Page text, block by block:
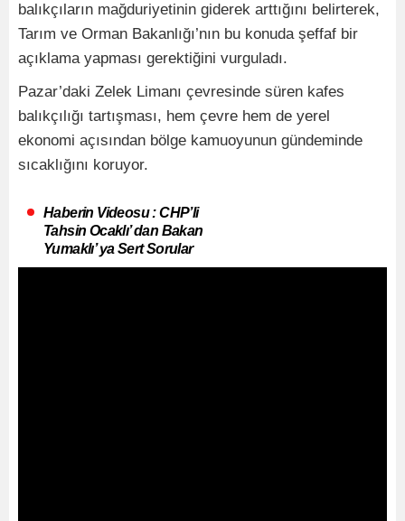
balıkçıların mağduriyetinin giderek arttığını belirterek,
Tarım ve Orman Bakanlığı’nın bu konuda şeffaf bir
açıklama yapması gerektiğini vurguladı.
Pazar’daki Zelek Limanı çevresinde süren kafes
balıkçılığı tartışması, hem çevre hem de yerel
ekonomi açısından bölge kamuoyunun gündeminde
sıcaklığını koruyor.
Haberin Videosu : CHP’li
Tahsin Ocaklı’ dan Bakan
Yumaklı’ ya Sert Sorular